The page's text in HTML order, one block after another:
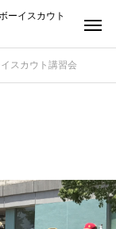
ーイスカウト
スカウト講習会